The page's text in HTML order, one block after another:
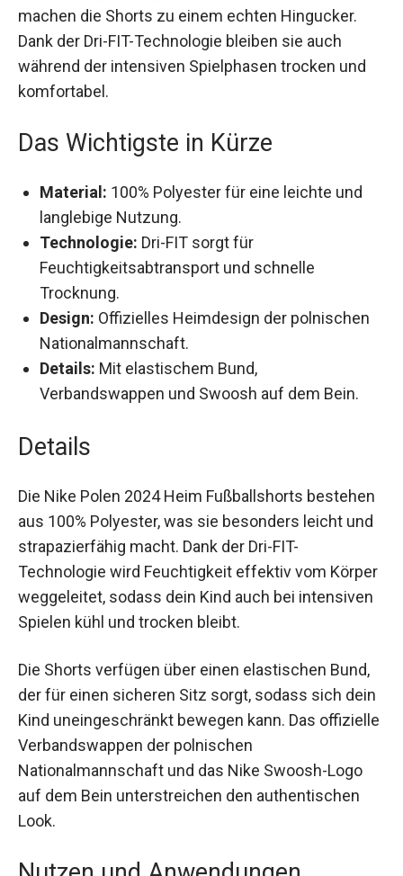
Farbe machen die Shorts zu einem echten
Hingucker. Dank der Dri-FIT-Technologie bleiben
sie auch während der intensiven Spielphasen
trocken und komfortabel.
Das Wichtigste in Kürze
Material: 100% Polyester für eine leichte und
langlebige Nutzung.
Technologie: Dri-FIT sorgt für
Feuchtigkeitsabtransport und schnelle
Trocknung.
Design: Offizielles Heimdesign der polnischen
Nationalmannschaft.
Details: Mit elastischem Bund,
Verbandswappen und Swoosh auf dem Bein.
Details
Die Nike Polen 2024 Heim Fußballshorts
bestehen aus 100% Polyester, was sie besonders
leicht und strapazierfähig macht. Dank der Dri-
FIT-Technologie wird Feuchtigkeit effektiv vom
Körper weggeleitet, sodass dein Kind auch bei
intensiven Spielen kühl und trocken bleibt.
Die Shorts verfügen über einen elastischen Bund,
der für einen sicheren Sitz sorgt, sodass sich
dein Kind uneingeschränkt bewegen kann. Das
offizielle Verbandswappen der polnischen
Nationalmannschaft und das Nike Swoosh-Logo
auf dem Bein unterstreichen den authentischen
Look.